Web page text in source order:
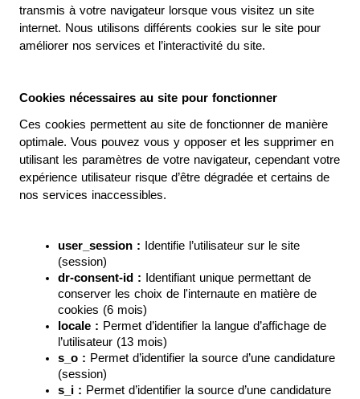
transmis à votre navigateur lorsque vous visitez un site
internet. Nous utilisons différents cookies sur le site pour
améliorer nos services et l’interactivité du site.
Cookies nécessaires au site pour fonctionner
Ces cookies permettent au site de fonctionner de manière
optimale. Vous pouvez vous y opposer et les supprimer en
utilisant les paramètres de votre navigateur, cependant votre
expérience utilisateur risque d’être dégradée et certains de
nos services inaccessibles.
user_session :
Identifie l’utilisateur sur le site
(session)
dr-consent-id : Identifiant unique permettant de
conserver les choix de l'internaute en matière de
cookies (6 mois)
locale : Permet d’identifier la langue d’affichage de
l’utilisateur (13 mois)
s_o : Permet d’identifier la source d’une candidature
(session)
s_i : Permet d’identifier la source d’une candidature